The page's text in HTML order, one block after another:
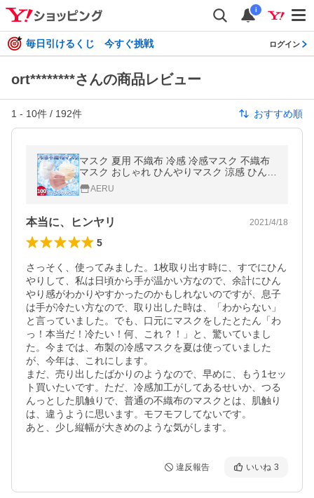
i
毎日引けるくじ 今すぐ挑戦 ログイン
ort********さんの商品レビュー
1 - 10件 / 192件 おすすめ順
マスク 夏用 不織布 冷感 冷感マスク 不織布
マスク おしゃれ ひんやりマスク 涼感 ひんや
り 抗菌 50枚 ×2セット 大人用 立体 使い捨て
男女兼用
AERU
本当に、ヒンヤリ 2021/4/18
5
さっそく、使ってみました。1枚取り出す時に、すでにひん
やりして、私は日頃から手が温かい方なので、余計にひん
やり感がわかりやすかったのかもしれないのですが、息子
は手が冷たい方なので、取り出した時は、「わからない」
と言っていました。でも、口元にマスクをしたとたん「わ
っ！本当だ！冷たい！何、これ？！」と、驚いていまし
た。今までは、布製の冷感マスクを夏は使っていました
が、今年は、これにします。
まだ、売り出したばかりのようなので、早めに、もう1セッ
ト買いたいです。ただ、冷感加工がしてあるせいか、つる
んっとした肌触りで、普通の不織布のマスクとは、肌触り
は、違うように思います。モフモフしてないです。
あと、少し縦幅が大きめのような気がします。
違反報告 いいね 3